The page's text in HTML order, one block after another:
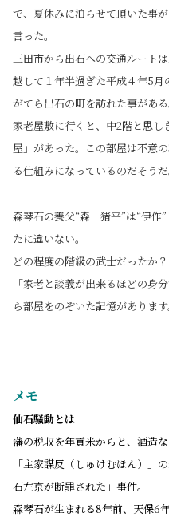
で、夏休みに泊らせて頂いた事
言った。
三田市から出石への交通ルート
越して１年半過ぎた平成４年5
がてら出石の町を訪れた事がある
家老屋敷に行くと、中2階と思
屋」があった。この部屋は不意
る仕組みになっているのだそうだ
森琴石の養父“森 猪平”は“伊作
たに違いない。
どの程度の階級の武士だったか？
「家老と談義が出来るほどの身
ら部屋をのぞいた記憶があります
メモ
仙石騒動とは
藩の税収を年貢米からと、酒造
「主家謀反（しゅけむほん）」
石左京が断罪された」事件。
森琴石が生まれる8年前、天保6